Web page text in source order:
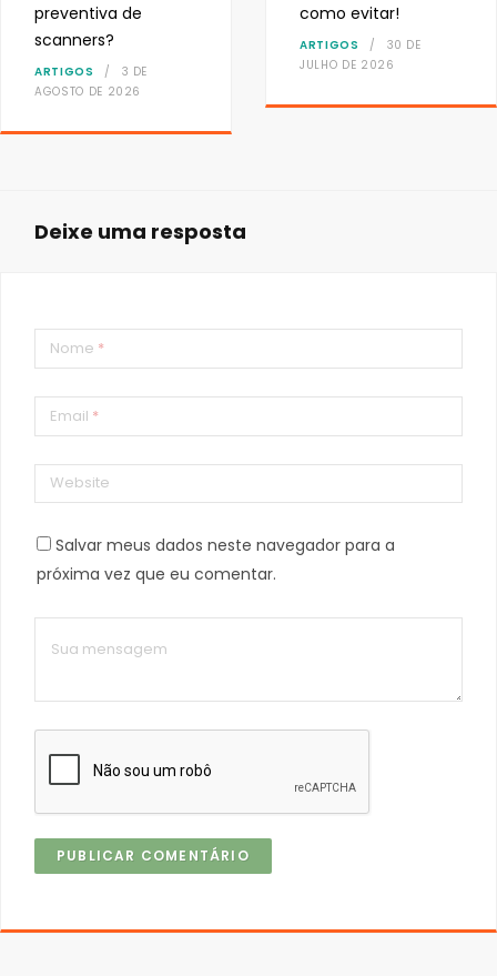
preventiva de
scanners?
ARTIGOS
3 DE
AGOSTO DE 2026
como evitar!
ARTIGOS
30 DE
JULHO DE 2026
Deixe uma resposta
Nome *
Email *
Website
Salvar meus dados neste navegador para a
próxima vez que eu comentar.